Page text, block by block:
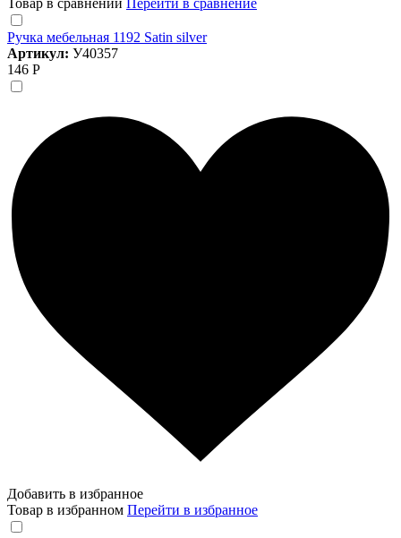
Ручка мебельная 1192 Satin silver
Артикул: У40357
146 Р
Добавить в избранное
Товар в избранном Перейти в избранное